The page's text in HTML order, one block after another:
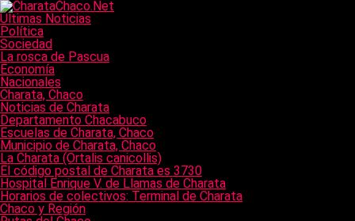
Últimas Noticias
Política
Sociedad
La rosca de Pascua
Economía
Nacionales
Charata, Chaco
Noticias de Charata
Departamento Chacabuco
Escuelas de Charata, Chaco
Municipio de Charata, Chaco
La Charata (Ortalis canicollis)
El código postal de Charata es 3730
Hospital Enrique V. de Llamas de Charata
Horarios de colectivos: Terminal de Charata
Chaco y Región